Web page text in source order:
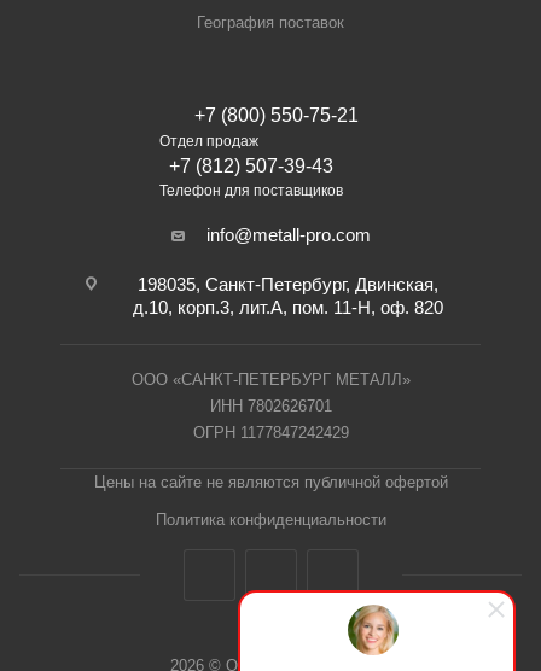
География поставок
+7 (800) 550-75-21
Отдел продаж
+7 (812) 507-39-43
Телефон для поставщиков
info@metall-pro.com
198035, Санкт-Петербург, Двинская,
д.10, корп.3, лит.А, пом. 11-Н, оф. 820
ООО «САНКТ-ПЕТЕРБУРГ МЕТАЛЛ»
ИНН 7802626701
ОГРН 1177847242429
Цены на сайте не являются публичной офертой
Политика конфиденциальности
2026 © ООО "СПб Металл"